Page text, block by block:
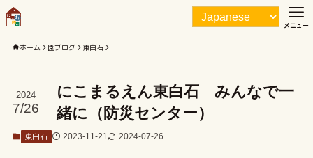
メニュー
ホーム 園ブログ 東白石
にこまるえん東白石 みんなで一
緒に（防災センター）
2024
7/26
東白石 2023-11-21 2024-07-26